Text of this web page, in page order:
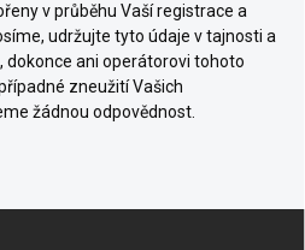
v průběhu Vaší registrace a
udržujte tyto údaje v tajnosti a
dokonce ani operátorovi tohoto
zneužití Vašich
žádnou odpovědnost.